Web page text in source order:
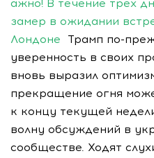
ажно! В течение трех
замер в ожидании
Лондоне Трамп по-
уверенность в своих
вновь выразил
прекращение огня
к концу текущей
волну обсуждений в
сообществе. Ходят